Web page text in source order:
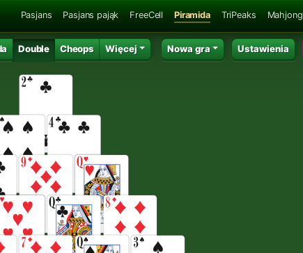
Pasjans Pasjans pająk FreeCell Piramida TriPeaks Mahjong
Double Cheops Więcej Nowa gra Ustawienia